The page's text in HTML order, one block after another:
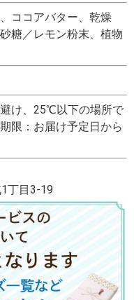
ココアバター、乾燥
糖／レモン粉末、植物
け、25℃以下の場所で
限：お届け予定日から
丁目3-19